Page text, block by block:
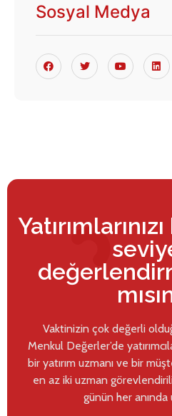
Sosyal Medya
Vaktinizin çok değerli
Menkul Değerler’de
bir yatırım uzmanı ve bir
en az iki uzman
günün her